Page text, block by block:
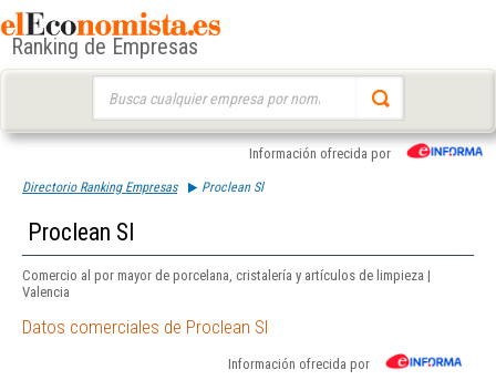
Ranking de Empresas
Información ofrecida por
Directorio Ranking Empresas Proclean Sl
Proclean Sl
Comercio al por mayor de porcelana, cristalería y artículos de limpieza |
Valencia
Datos comerciales de Proclean Sl
Información ofrecida por